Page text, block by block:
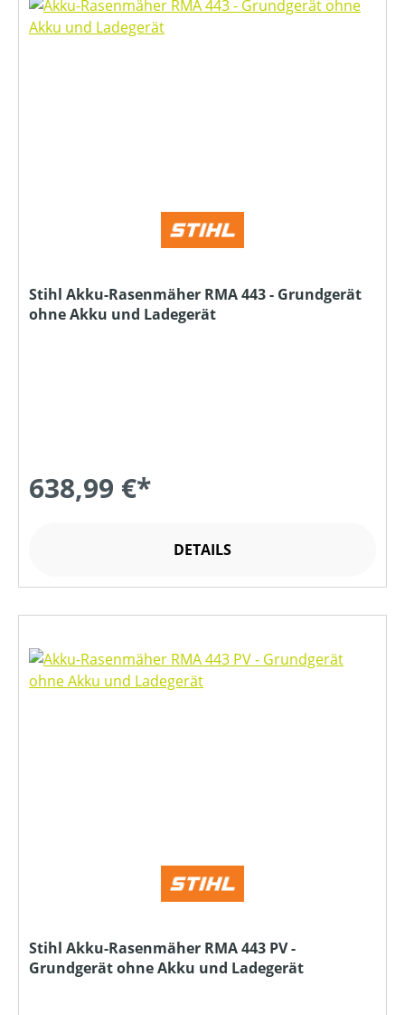
Stihl Akku-Rasenmäher RMA 443 - Grundgerät
ohne Akku und Ladegerät
638,99 €*
DETAILS
Stihl Akku-Rasenmäher RMA 443 PV -
Grundgerät ohne Akku und Ladegerät